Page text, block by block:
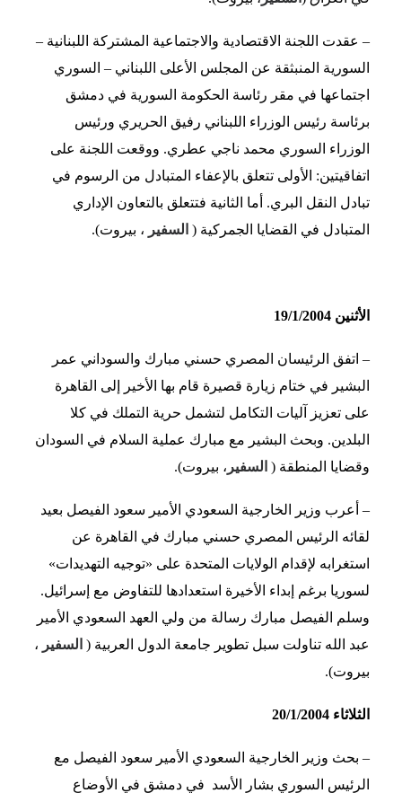
– عقدت اللجنة الاقتصادية والاجتماعية المشتركة اللبنانية –
السورية المنبثقة عن المجلس الأعلى اللبناني – السوري
اجتماعها في مقر رئاسة الحكومة السورية في دمشق
برئاسة رئيس الوزراء اللبناني رفيق الحريري ورئيس
الوزراء السوري محمد ناجي عطري. ووقعت اللجنة على
اتفاقيتين: الأولى تتعلق بالإعفاء المتبادل من الرسوم في
تبادل النقل البري. أما الثانية فتتعلق بالتعاون الإداري
المتبادل في القضايا الجمركية ( السفير ، بيروت).
الأثنين 19/1/2004
– اتفق الرئيسان المصري حسني مبارك والسوداني عمر
البشير في ختام زيارة قصيرة قام بها الأخير إلى القاهرة
على تعزيز آليات التكامل لتشمل حرية التملك في كلا
البلدين. وبحث البشير مع مبارك عملية السلام في السودان
وقضايا المنطقة ( السفير ، بيروت).
– أعرب وزير الخارجية السعودي الأمير سعود الفيصل بعيد
لقائه الرئيس المصري حسني مبارك في القاهرة عن
استغرابه لإقدام الولايات المتحدة على «توجيه التهديدات»
لسوريا برغم إبداء الأخيرة استعدادها للتفاوض مع إسرائيل.
وسلم الفيصل مبارك رسالة من ولي العهد السعودي الأمير
عبد الله تناولت سبل تطوير جامعة الدول العربية ( السفير ،
بيروت).
الثلاثاء 20/1/2004
– بحث وزير الخارجية السعودي الأمير سعود الفيصل مع
الرئيس السوري بشار الأسد في دمشق في الأوضاع